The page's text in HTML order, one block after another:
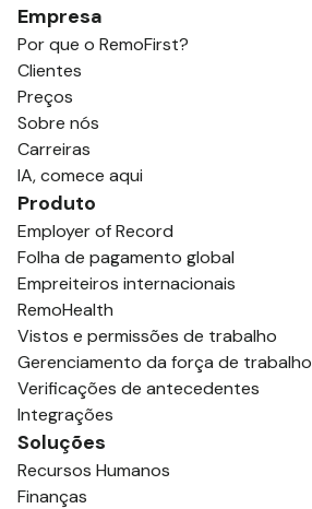
Empresa
Por que o RemoFirst?
Clientes
Preços
Sobre nós
Carreiras
IA, comece aqui
Produto
Employer of Record
Folha de pagamento global
Empreiteiros internacionais
RemoHealth
Vistos e permissões de trabalho
Gerenciamento da força de trabalho
Verificações de antecedentes
Integrações
Soluções
Recursos Humanos
Finanças